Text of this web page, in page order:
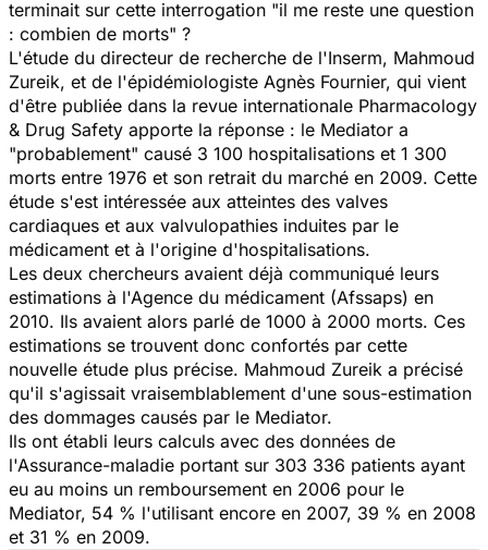
terminait sur cette interrogation "il me reste une question
: combien de morts" ?
L'étude du directeur de recherche de l'Inserm, Mahmoud
Zureik, et de l'épidémiologiste Agnès Fournier, qui vient
d'être publiée dans la revue internationale Pharmacology
& Drug Safety apporte la réponse : le Mediator a
"probablement" causé 3 100 hospitalisations et 1 300
morts entre 1976 et son retrait du marché en 2009. Cette
étude s'est intéressée aux atteintes des valves
cardiaques et aux valvulopathies induites par le
médicament et à l'origine d'hospitalisations.
Les deux chercheurs avaient déjà communiqué leurs
estimations à l'Agence du médicament (Afssaps) en
2010. Ils avaient alors parlé de 1000 à 2000 morts. Ces
estimations se trouvent donc confortés par cette
nouvelle étude plus précise. Mahmoud Zureik a précisé
qu'il s'agissait vraisemblablement d'une sous-estimation
des dommages causés par le Mediator.
Ils ont établi leurs calculs avec des données de
l'Assurance-maladie portant sur 303 336 patients ayant
eu au moins un remboursement en 2006 pour le
Mediator, 54 % l'utilisant encore en 2007, 39 % en 2008
et 31 % en 2009.